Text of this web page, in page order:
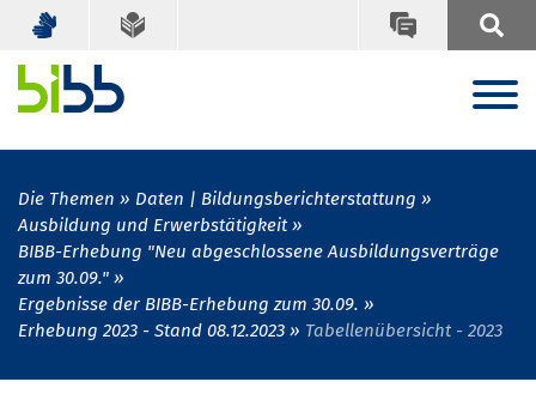
Die Themen
Daten | Bildungsberichterstattung
Ausbildung und Erwerbstätigkeit
BIBB-Erhebung "Neu abgeschlossene Ausbildungsverträge
zum 30.09."
Ergebnisse der BIBB-Erhebung zum 30.09.
Erhebung 2023 - Stand 08.12.2023
Tabellenübersicht - 2023